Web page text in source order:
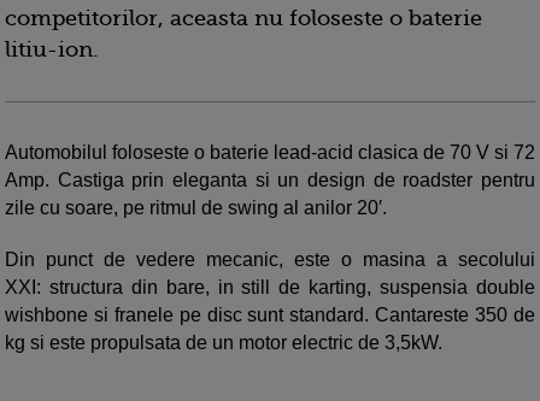
competitorilor, aceasta nu foloseste o baterie
litiu-ion.
Automobilul foloseste o baterie lead-acid clasica de 70 V si 72
Amp. Castiga prin eleganta si un design de roadster pentru
zile cu soare, pe ritmul de swing al anilor 20′.
Din punct de vedere mecanic, este o masina a secolului
XXI: structura din bare, in still de karting, suspensia double
wishbone si franele pe disc sunt standard. Cantareste 350 de
kg si este propulsata de un motor electric de 3,5kW.